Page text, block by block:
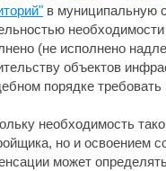
в муниципальную
необходимости
(не исполнено
объектов
порядке
необходимость
но и освоением
может